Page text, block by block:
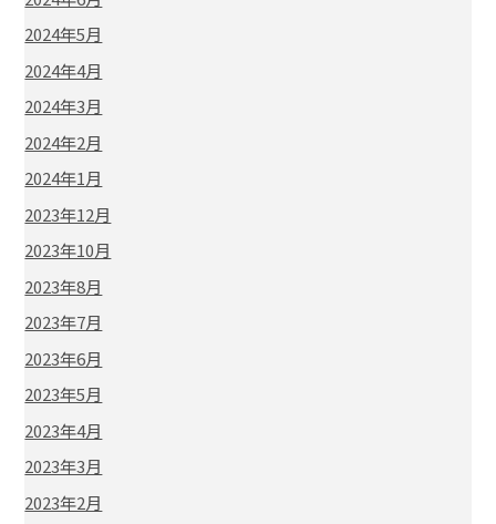
2024年5月
2024年4月
2024年3月
2024年2月
2024年1月
2023年12月
2023年10月
2023年8月
2023年7月
2023年6月
2023年5月
2023年4月
2023年3月
2023年2月